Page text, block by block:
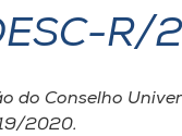
R/
do Conselho
2020.